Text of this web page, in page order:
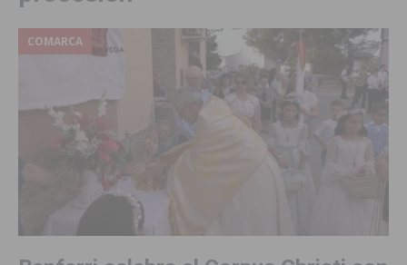
COMARCA